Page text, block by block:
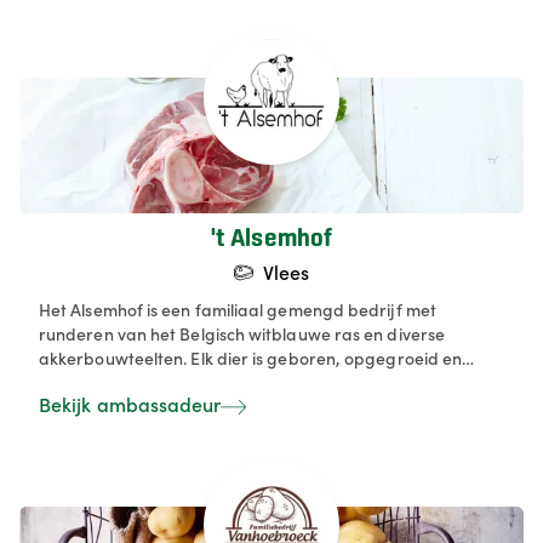
Koop de korte keten. Steun de Landbouw. Koop onze
't Alsemhof
Vlees
Het Alsemhof is een familiaal gemengd bedrijf met
runderen van het Belgisch witblauwe ras en diverse
akkerbouwteelten. Elk dier is geboren, opgegroeid en
produceren passen we het korte keten principe toe. Het
Bekijk ambassadeur